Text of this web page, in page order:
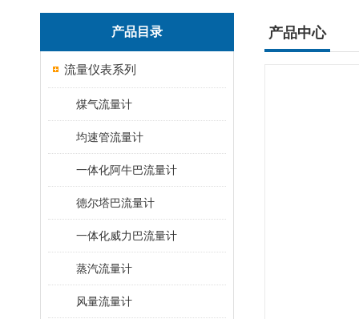
产品目录
流量仪表系列
煤气流量计
均速管流量计
一体化阿牛巴流量计
德尔塔巴流量计
一体化威力巴流量计
蒸汽流量计
风量流量计
产品中心